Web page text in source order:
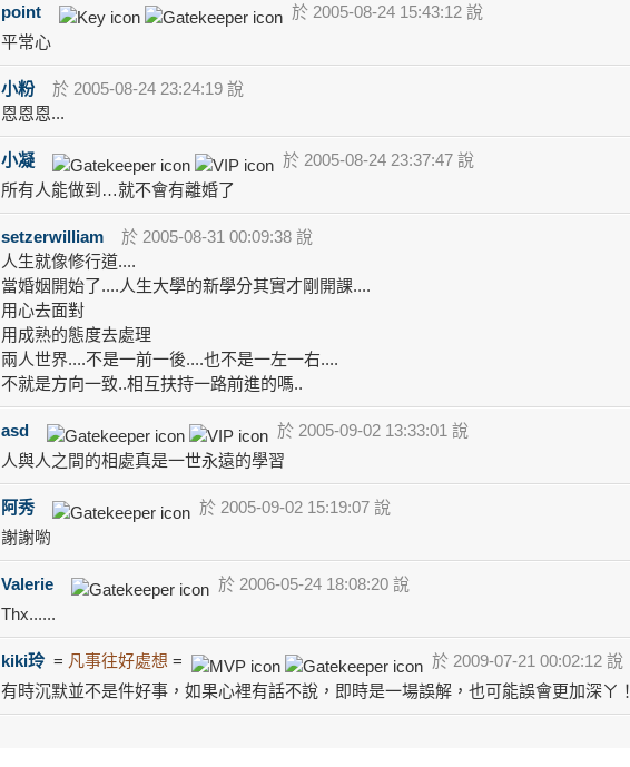
point
於 2005-08-24 15:43:12 說
平常心
小粉
於 2005-08-24 23:24:19 說
恩恩恩...
小凝
於 2005-08-24 23:37:47 說
所有人能做到…就不會有離婚了
setzerwilliam
於 2005-08-31 00:09:38 說
人生就像修行道....
當婚姻開始了....人生大學的新學分其實才剛開課....
用心去面對
用成熟的態度去處理
兩人世界....不是一前一後....也不是一左一右....
不就是方向一致..相互扶持一路前進的嗎..
asd
於 2005-09-02 13:33:01 說
人與人之間的相處真是一世永遠的學習
阿秀
於 2005-09-02 15:19:07 說
謝謝喲
Valerie
於 2006-05-24 18:08:20 說
Thx......
kiki玲 = 凡事往好處想 =
於 2009-07-21 00:02:12 說
有時沉默並不是件好事，如果心裡有話不說，即時是一場誤解，也可能誤會更加深ㄚ！